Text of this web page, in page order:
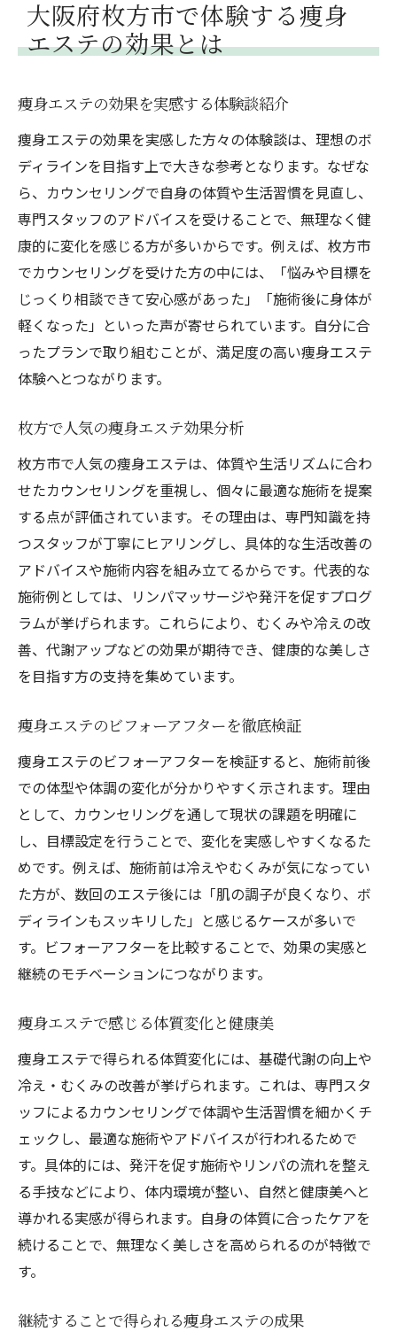
大阪府枚方市で体験する痩身
エステの効果とは
痩身エステの効果を実感する体験談紹介
痩身エステの効果を実感した方々の体験談は、理想のボ
ディラインを目指す上で大きな参考となります。なぜな
ら、カウンセリングで自身の体質や生活習慣を見直し、
専門スタッフのアドバイスを受けることで、無理なく健
康的に変化を感じる方が多いからです。例えば、枚方市
でカウンセリングを受けた方の中には、「悩みや目標を
じっくり相談できて安心感があった」「施術後に身体が
軽くなった」といった声が寄せられています。自分に合
ったプランで取り組むことが、満足度の高い痩身エステ
体験へとつながります。
枚方で人気の痩身エステ効果分析
枚方市で人気の痩身エステは、体質や生活リズムに合わ
せたカウンセリングを重視し、個々に最適な施術を提案
する点が評価されています。その理由は、専門知識を持
つスタッフが丁寧にヒアリングし、具体的な生活改善の
アドバイスや施術内容を組み立てるからです。代表的な
施術例としては、リンパマッサージや発汗を促すプログ
ラムが挙げられます。これらにより、むくみや冷えの改
善、代謝アップなどの効果が期待でき、健康的な美しさ
を目指す方の支持を集めています。
痩身エステのビフォーアフターを徹底検証
痩身エステのビフォーアフターを検証すると、施術前後
での体型や体調の変化が分かりやすく示されます。理由
として、カウンセリングを通して現状の課題を明確に
し、目標設定を行うことで、変化を実感しやすくなるた
めです。例えば、施術前は冷えやむくみが気になってい
た方が、数回のエステ後には「肌の調子が良くなり、ボ
ディラインもスッキリした」と感じるケースが多いで
す。ビフォーアフターを比較することで、効果の実感と
継続のモチベーションにつながります。
痩身エステで感じる体質変化と健康美
痩身エステで得られる体質変化には、基礎代謝の向上や
冷え・むくみの改善が挙げられます。これは、専門スタ
ッフによるカウンセリングで体調や生活習慣を細かくチ
ェックし、最適な施術やアドバイスが行われるためで
す。具体的には、発汗を促す施術やリンパの流れを整え
る手技などにより、体内環境が整い、自然と健康美へと
導かれる実感が得られます。自身の体質に合ったケアを
続けることで、無理なく美しさを高められるのが特徴で
す。
継続することで得られる痩身エステの成果